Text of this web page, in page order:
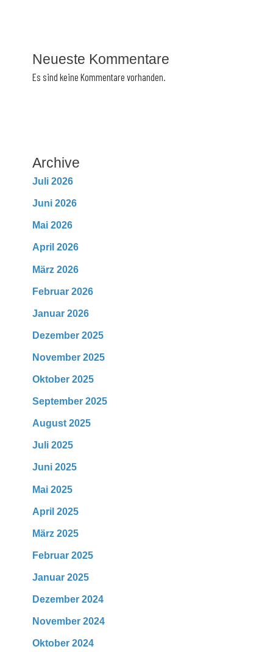
Neueste Kommentare
Es sind keine Kommentare vorhanden.
Archive
Juli 2026
Juni 2026
Mai 2026
April 2026
März 2026
Februar 2026
Januar 2026
Dezember 2025
November 2025
Oktober 2025
September 2025
August 2025
Juli 2025
Juni 2025
Mai 2025
April 2025
März 2025
Februar 2025
Januar 2025
Dezember 2024
November 2024
Oktober 2024